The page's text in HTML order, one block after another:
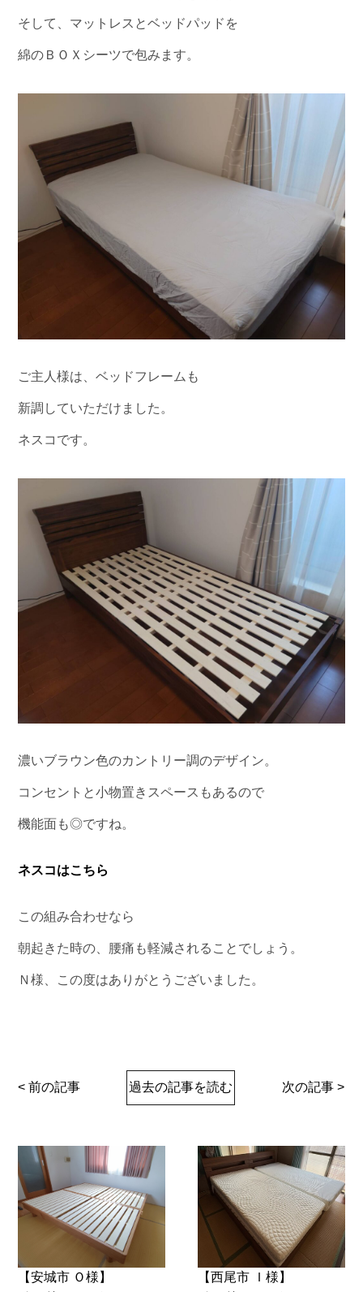
そして、マットレスとベッドパッドを
綿のＢＯＸシーツで包みます。
ご主人様は、ベッドフレームも
新調していただけました。
ネスコです。
濃いブラウン色のカントリー調のデザイン。
コンセントと小物置きスペースもあるので
機能面も◎ですね。
ネスコはこちら
この組み合わせなら
朝起きた時の、腰痛も軽減されることでしょう。
Ｎ様、この度はありがとうございました。
< 前の記事 過去の記事を読む 次の記事 >
【安城市 Ｏ様】
【西尾市 Ｉ様】